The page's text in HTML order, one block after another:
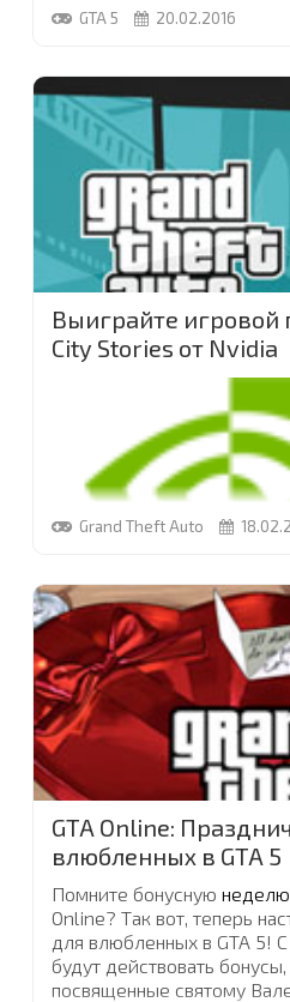
февраля
включительно.
списка контактов
задания, за выполнение
вдвое больше GTA $ и RP,
четверг (25 февраля),
двойные выплаты будут
знакомых
GTA 5 20.02.2016
Выиграйте
City Stories от Nvidia
Чтобы отпраздновать
Storiesна мобильные
Rockstar Games
планшеты от Nvidia,
брендированы артом
Арты есть двух видов:
Нанесенное на планшет
в высоком разрешении и
на заднюю крышку
Grand Theft Auto
GTA Online:
влюбленных в GTA 5
Помните бонусную
Online? Так вот, теперь
для влюбленных в GTA 5! С
будут действовать
посвященные святому